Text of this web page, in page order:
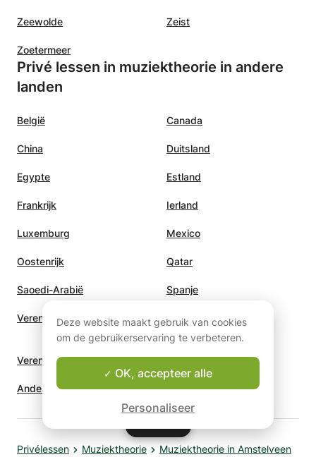
Zeewolde Zeist
Zoetermeer
Privé lessen in muziektheorie in andere
landen
België Canada
China Duitsland
Egypte Estland
Frankrijk Ierland
Luxemburg Mexico
Oostenrijk Qatar
Saoedi-Arabië Spanje
Verenigd Koninkrijk
Verenigde Arabische
Emiraten
Verenigde Staten Zwitserland
Andere landen
Privélessen Muziektheorie Muziektheorie in Amstelveen
Deze website maakt gebruik van cookies
om de gebruikerservaring te verbeteren.
OK, accepteer alle
Personaliseer